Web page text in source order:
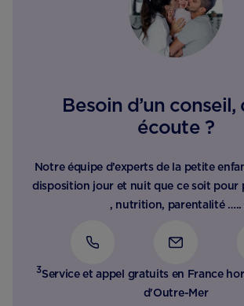
Besoin d’un conseil,
écoute ?
Notre équipe d’experts de la petite
disposition jour et nuit que ce soit pour
, nutrition, parentalité …..
3Service et appel gratuits en France
d'Outre-Mer​